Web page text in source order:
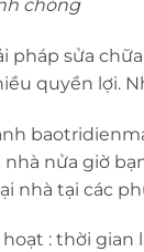
chóng
sửa
quyền lợi.
nhà nửa giờ
nhà tại các
: thời